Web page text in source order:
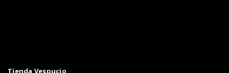
Tienda Vespucio